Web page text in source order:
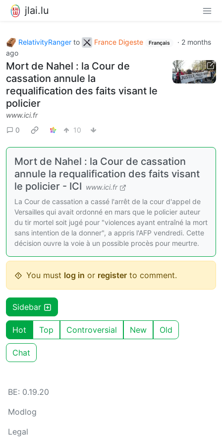
jlai.lu
RelativityRanger to France Digeste Français · 2 months
ago
Mort de Nahel : la Cour de
cassation annule la
requalification des faits visant le
policier
www.ici.fr
0
10
Mort de Nahel : la Cour de cassation
annule la requalification des faits visant
le policier - ICI www.ici.fr
La Cour de cassation a cassé l'arrêt de la cour d'appel de
Versailles qui avait ordonné en mars que le policier auteur
du tir mortel soit jugé pour "violences ayant entraîné la mort
sans intention de la donner", a appris l'AFP vendredi. Cette
décision ouvre la voie à un possible procès pour meurtre.
You must log in or register to comment.
Sidebar
Hot Top Controversial New Old
Chat
BE: 0.19.20
Modlog
Legal